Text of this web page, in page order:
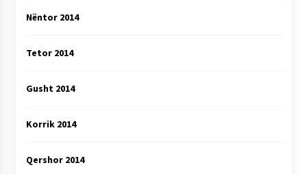
Nëntor 2014
Tetor 2014
Gusht 2014
Korrik 2014
Qershor 2014